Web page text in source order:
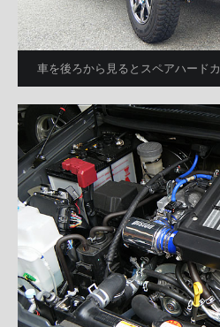
車を後ろから見るとスペアハード